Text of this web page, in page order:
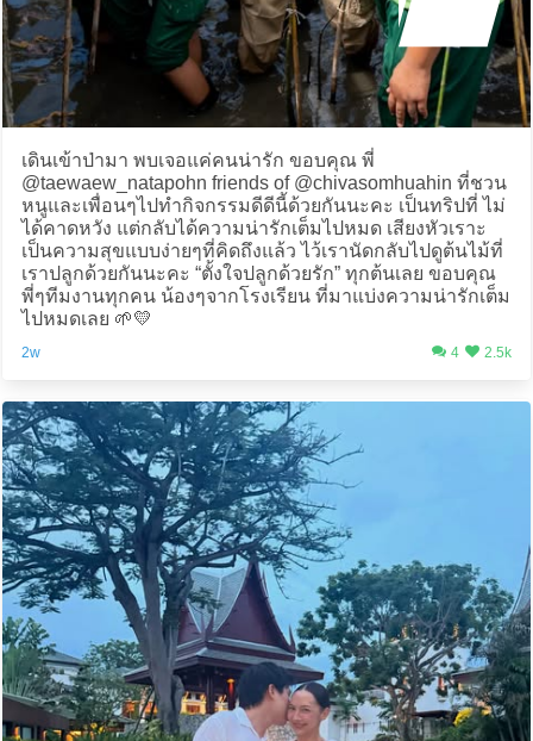
เดินเข้าป่ามา พบเจอแค่คนน่ารัก ขอบคุณ พี่
@taewaew_natapohn friends of @chivasomhuahin ที่ชวน
หนูและเพื่อนๆไปทำกิจกรรมดีดีนี้ด้วยกันนะคะ เป็นทริปที่ ไม่
ได้คาดหวัง แต่กลับได้ความน่ารักเต็มไปหมด เสียงหัวเราะ
เป็นความสุขแบบง่ายๆที่คิดถึงแล้ว ไว้เรานัดกลับไปดูต้นไม้ที่
เราปลูกด้วยกันนะคะ “ตั้งใจปลูกด้วยรัก” ทุกต้นเลย ขอบคุณ
พี่ๆทีมงานทุกคน น้องๆจากโรงเรียน ที่มาแบ่งความน่ารักเต็ม
ไปหมดเลย 🌱💛
2w 4 2.5k